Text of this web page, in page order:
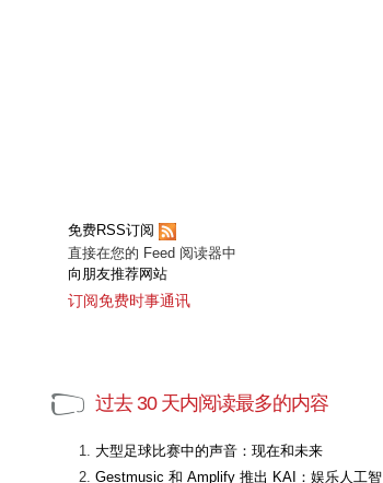
免费RSS订阅
直接在您的 Feed 阅读器中
向朋友推荐网站
订阅免费时事通讯
过去 30 天内阅读最多的内容
大型足球比赛中的声音：现在和未来
Gestmusic 和 Amplify 推出 KAI：娱乐人工智